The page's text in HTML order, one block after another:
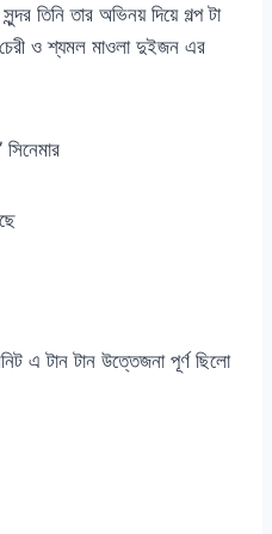
তিনি তার অভিনয় দিয়ে গল্প টা
ও শ্যমল মাওলা দুইজন এর
এ টান টান উত্তেজনা পূর্ণ ছিলো